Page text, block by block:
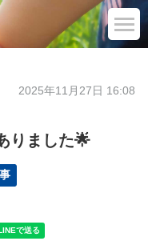
2025年11月27日 16:08
りました🌟